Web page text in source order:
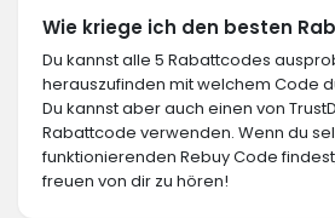
Wie kriege ich den besten
Du kannst alle 5 Rabattcodes
herauszufinden mit welchem Code
Du kannst aber auch einen von
Rabattcode verwenden. Wenn du
funktionierenden Rebuy Code
freuen von dir zu hören!